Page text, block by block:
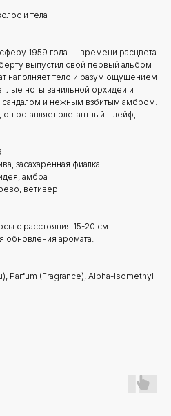
и тела
1959 года — времени расцвета
выпустил свой первый альбом
наполняет тело и разум ощущением
ноты ванильной орхидеи и
сандалом и нежным взбитым амбром.
оставляет элегантный шлейф,
засахаренная фиалка​
амбра​
ветивер
с расстояния 15-20 см.
обновления аромата.
Parfum (Fragrance), Alpha-Isomethyl